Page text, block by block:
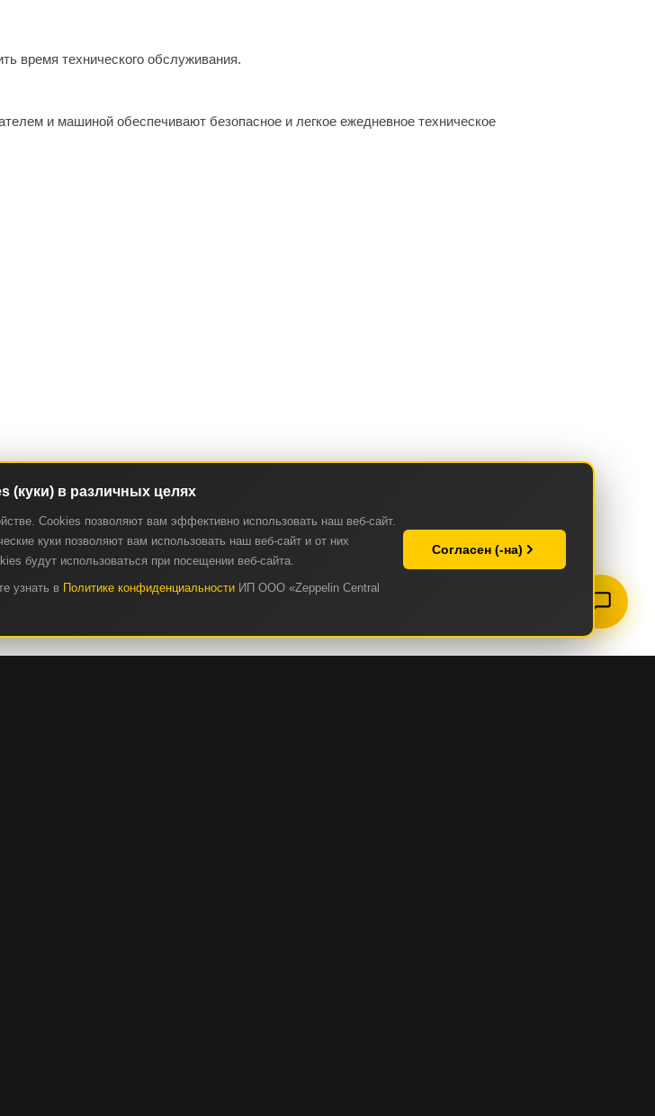
время технического обслуживания.
и машиной обеспечивают безопасное и легкое ежедневное техническое
(куки) в различных целях
Cookies позволяют вам эффективно использовать наш веб-сайт.
куки позволяют вам использовать наш веб-сайт и от них
будут использоваться при посещении веб-сайта.
узнать в Политике конфиденциальности ИП ООО «Zeppelin Central
Согласен (-на)